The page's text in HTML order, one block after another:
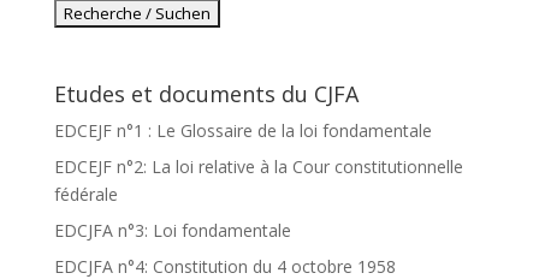
Etudes et documents du CJFA
EDCEJF n°1 : Le Glossaire de la loi fondamentale
EDCEJF n°2: La loi relative à la Cour constitutionnelle
fédérale
EDCJFA n°3: Loi fondamentale
EDCJFA n°4: Constitution du 4 octobre 1958